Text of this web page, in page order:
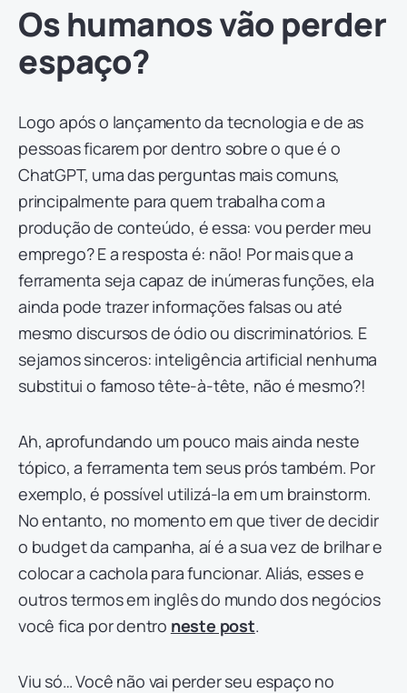
Os humanos vão perder
espaço?
Logo após o lançamento da tecnologia e de as
pessoas ficarem por dentro sobre o que é o
ChatGPT, uma das perguntas mais comuns,
principalmente para quem trabalha com a
produção de conteúdo, é essa: vou perder meu
emprego? E a resposta é: não! Por mais que a
ferramenta seja capaz de inúmeras funções, ela
ainda pode trazer informações falsas ou até
mesmo discursos de ódio ou discriminatórios. E
sejamos sinceros: inteligência artificial nenhuma
substitui o famoso tête-à-tête, não é mesmo?!
Ah, aprofundando um pouco mais ainda neste
tópico, a ferramenta tem seus prós também. Por
exemplo, é possível utilizá-la em um brainstorm.
No entanto, no momento em que tiver de decidir
o budget da campanha, aí é a sua vez de brilhar e
colocar a cachola para funcionar. Aliás, esses e
outros termos em inglês do mundo dos negócios
você fica por dentro neste post.
Viu só… Você não vai perder seu espaço no